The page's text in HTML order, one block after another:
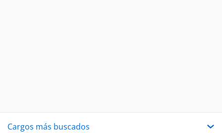
Cargos más buscados